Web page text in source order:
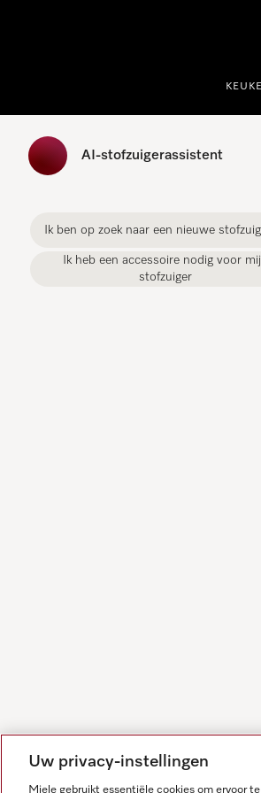
AI-stofzuigerassistent
Ik ben op zoek naar een nieuwe
Ik heb een accessoire nodig voor
stofzuiger
Uw privacy-instellingen
Miele gebruikt essentiële cookies om ervoor